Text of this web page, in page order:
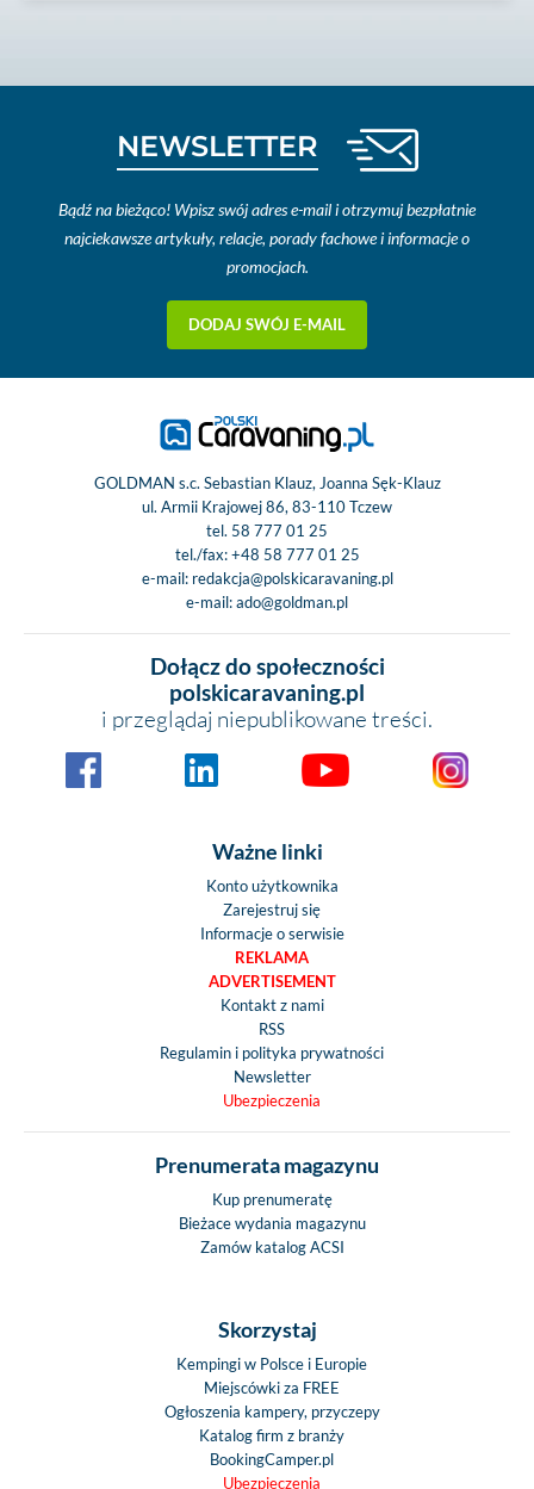
NEWSLETTER
Bądź na bieżąco! Wpisz swój adres e-mail i otrzymuj bezpłatnie
najciekawsze artykuły, relacje, porady fachowe i informacje o
promocjach.
DODAJ SWÓJ E-MAIL
GOLDMAN s.c. Sebastian Klauz, Joanna Sęk-Klauz
ul. Armii Krajowej 86, 83-110 Tczew
tel. 58 777 01 25
tel./fax:+48 58 777 01 25
e-mail: redakcja@polskicaravaning.pl
e-mail:ado@goldman.pl
Dołącz do społeczności
polskicaravaning.pl
i przeglądaj niepublikowane treści.
Ważne linki
Konto użytkownika
Zarejestruj się
Informacje o serwisie
REKLAMA
ADVERTISEMENT
Kontakt z nami
RSS
Regulamin i polityka prywatności
Newsletter
Ubezpieczenia
Prenumerata magazynu
Kup prenumeratę
Bieżace wydania magazynu
Zamów katalog ACSI
Skorzystaj
Kempingi w Polsce i Europie
Miejscówki za FREE
Ogłoszenia kampery, przyczepy
Katalog firm z branży
BookingCamper.pl
Ubezpieczenia